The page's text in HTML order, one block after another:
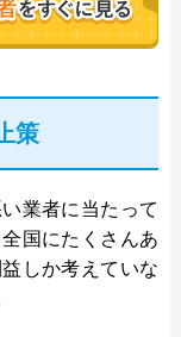
策
業者に当たって
国にたくさんあ
しか考えていな